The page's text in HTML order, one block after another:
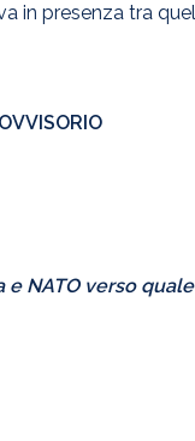
in presenza tra
e NATO verso